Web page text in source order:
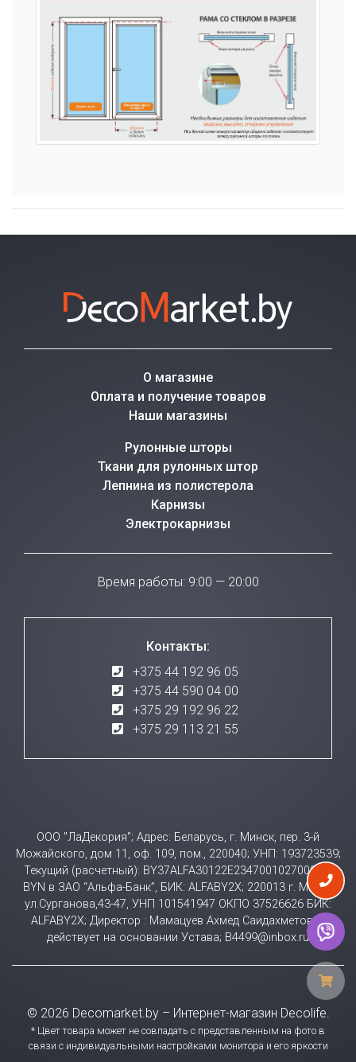
О магазине
Оплата и получение товаров
Наши магазины
Рулонные шторы
Ткани для рулонных штор
Лепнина из полистерола
Карнизы
Электрокарнизы
Время работы: 9:00 — 20:00
Контакты:
+375 44 192 96 05
+375 44 590 04 00
+375 29 192 96 22
+375 29 113 21 55
ООО "ЛаДекория"; Адрес: Беларусь, г. Минск, пер. 3-й
Можайского, дом 11, оф. 109, пом., 220040; УНП: 193723539;
Текущий (расчетный): BY37ALFA30122E23470010270000 в
BYN в ЗАО “Альфа-Банк”, БИК: ALFABY2X; 220013 г. Минск
ул.Сурганова,43-47, УНП 101541947 ОКПО 37526626 БИК:
ALFABY2X; Директор : Мамацуев Ахмед Саидахметович
действует на основании Устава; B4499@inbox.ru
© 2026 Decomarket.by – Интернет-магазин Decolife.
* Цвет товара может не совпадать с представленным на фото в
связи с индивидуальными настройками монитора и его яркости